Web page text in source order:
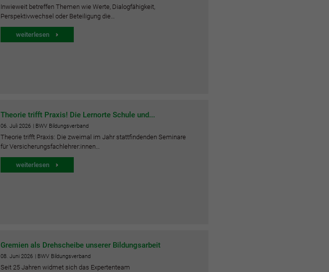
Inwieweit betreffen Themen wie Werte, Dialogfähigkeit,
Perspektivwechsel oder Beteiligung die…
weiterlesen
Theorie trifft Praxis! Die Lernorte Schule und...
06. Juli 2026 | BWV Bildungsverband
Theorie trifft Praxis: Die zweimal im Jahr stattfindenden Seminare
für Versicherungsfachlehrer:innen…
weiterlesen
Gremien als Drehscheibe unserer Bildungsarbeit
08. Juni 2026 | BWV Bildungsverband
Seit 25 Jahren widmet sich das Expertenteam